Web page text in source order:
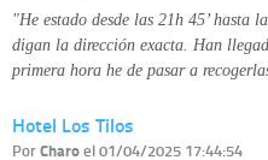
"He estado desde las 21h 45’ hasta
digan la dirección exacta. Han
primera hora he de pasar a
Hotel Los Tilos
PorCharoel 01/04/2025 17:44:54